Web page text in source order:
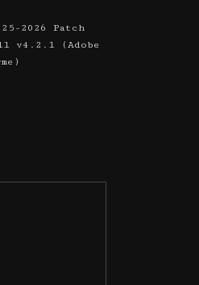
2026 Patch
v4.2.1 (Adobe